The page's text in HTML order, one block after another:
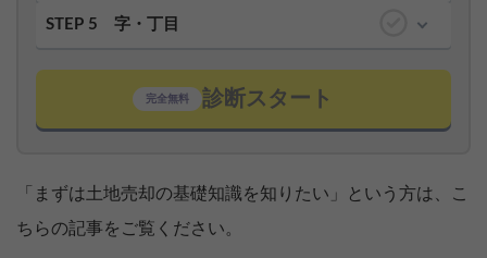
STEP 5 字・丁目
完全無料 診断スタート
「まずは土地売却の基礎知識を知りたい」という方は、こ
ちらの記事をご覧ください。